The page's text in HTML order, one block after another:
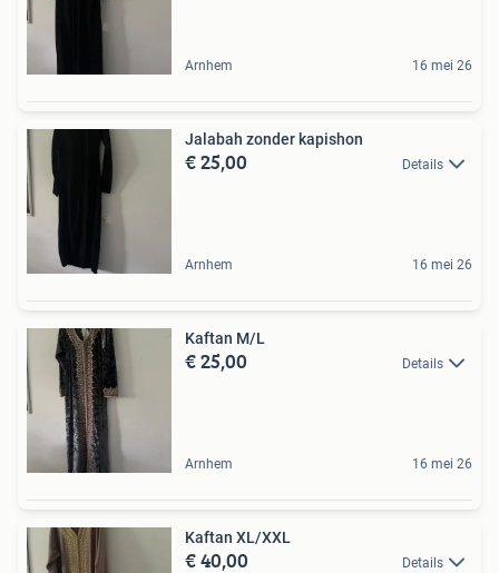
Arnhem 16 mei 26
Jalabah zonder kapishon
€ 25,00 Details
Arnhem 16 mei 26
Kaftan M/L
€ 25,00 Details
Arnhem 16 mei 26
Kaftan XL/XXL
€ 40,00 Details